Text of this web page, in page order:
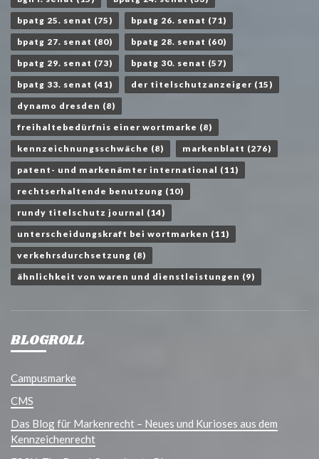
bpatg 25. senat (75) bpatg 26. senat (71)
bpatg 27. senat (80) bpatg 28. senat (60)
bpatg 29. senat (73) bpatg 30. senat (57)
bpatg 33. senat (41) der titelschutzanzeiger (15)
dynamo dresden (8)
freihaltebedürfnis einer wortmarke (8)
kennzeichnungsschwäche (8) markenblatt (276)
patent- und markenämter international (11)
rechtserhaltende benutzung (10)
rundy titelschutz journal (14)
unterscheidungskraft bei wortmarken (11)
verkehrsdurchsetzung (8)
ähnlichkeit von waren und dienstleistungen (9)
BLOGROLL
Campusmarke
CMS
Das Blog für Markenrecht – Neues und Kurioses aus dem
Kennzeichenrecht